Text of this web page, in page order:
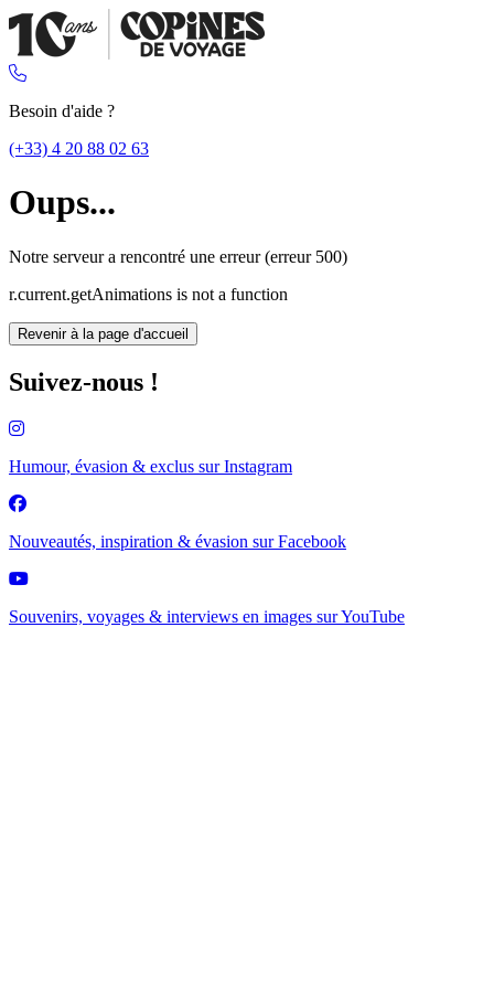
Besoin d'aide ?
(+33) 4 20 88 02 63
Oups...
Notre serveur a rencontré une erreur (erreur 500)
r.current.getAnimations is not a function
Revenir à la page d'accueil
Suivez-nous !
Humour, évasion & exclus surInstagram
Nouveautés, inspiration & évasion surFacebook
Souvenirs, voyages & interviews en images surYouTube